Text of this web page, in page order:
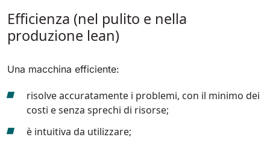
Efficienza (nel pulito e nella
produzione lean)
Una macchina efficiente:
risolve accuratamente i problemi, con il minimo dei
costi e senza sprechi di risorse;
è intuitiva da utilizzare;